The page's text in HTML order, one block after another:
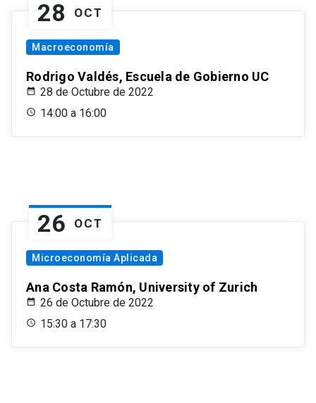
28 OCT
Macroeconomía
Rodrigo Valdés, Escuela de Gobierno UC
28 de Octubre de 2022
14:00 a 16:00
26 OCT
Microeconomía Aplicada
Ana Costa Ramón, University of Zurich
26 de Octubre de 2022
15:30 a 17:30